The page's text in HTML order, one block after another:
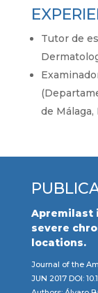
Tutor de
de Málaga,
Apremilast
severe
locations.
Journal of the
JUN 2017 DOI: